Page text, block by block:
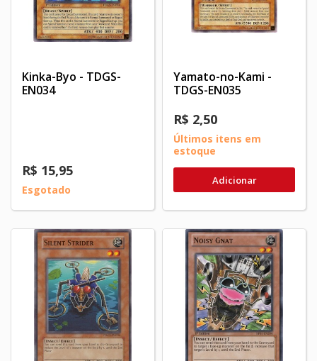
Kinka-Byo - TDGS-
EN034
R$ 15,95
Esgotado
Yamato-no-Kami -
TDGS-EN035
R$ 2,50
Últimos itens em
estoque
Adicionar